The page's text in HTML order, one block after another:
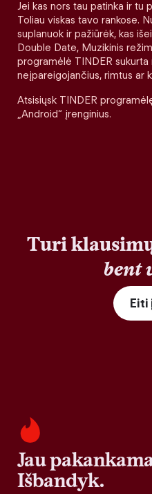
Jei kas nors tau patinka ir tu
Toliau viskas tavo rankose.
suplanuok ir pažiūrėk, kas
Double Date, Muzikinis
programėlė TINDER sukurta
neįpareigojančius, rimtus ar
Atsisiųsk TINDER
„Android“ įrenginius.
Turi
bent
Eiti
Jau
Išbandyk.